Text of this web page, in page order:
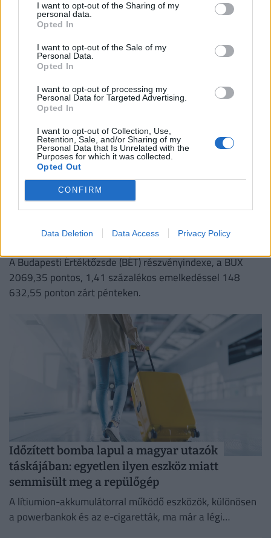
I want to opt-out of the Sharing of my
personal data.
Opted In
I want to opt-out of the Sale of my
Personal Data.
Opted In
I want to opt-out of processing my
Personal Data for Targeted Advertising.
Opted In
I want to opt-out of Collection, Use,
Retention, Sale, and/or Sharing of my
Personal Data that Is Unrelated with the
Purposes for which it was collected.
Opted Out
CONFIRM
Data Deletion Data Access Privacy Policy
Még nincsenek hozzászólások. Legyél te az első!
NEKED AJÁNLJUK
Robbantott a magyar tőzsde: elképesztő
magasságokba lőttek ki a hazai
részvények pénteken
A Budapesti Értéktőzsde (BÉT) részvényindexe, a BUX
2069,35 pontos, 1,41 százalékos emelkedéssel 148
632,55 ponton zárt pénteken.
Időzített bomba lapul a magyar utazók
táskájában: egyetlen ilyen eszköz miatt
semmisült meg a repülőgép
A lítiumion-akkumulátorral működő eszközök, különösen
a powerbankok és az e-cigaretták, ma már a légi